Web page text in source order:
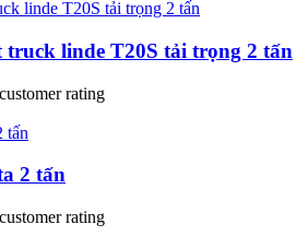
truck linde T20S tải trọng 2 tấn
customer rating
2 tấn
customer rating